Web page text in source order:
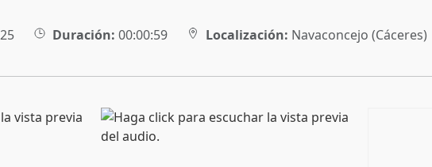
Duración: 00:00:59 Localización: Navaconcejo (Cáceres)